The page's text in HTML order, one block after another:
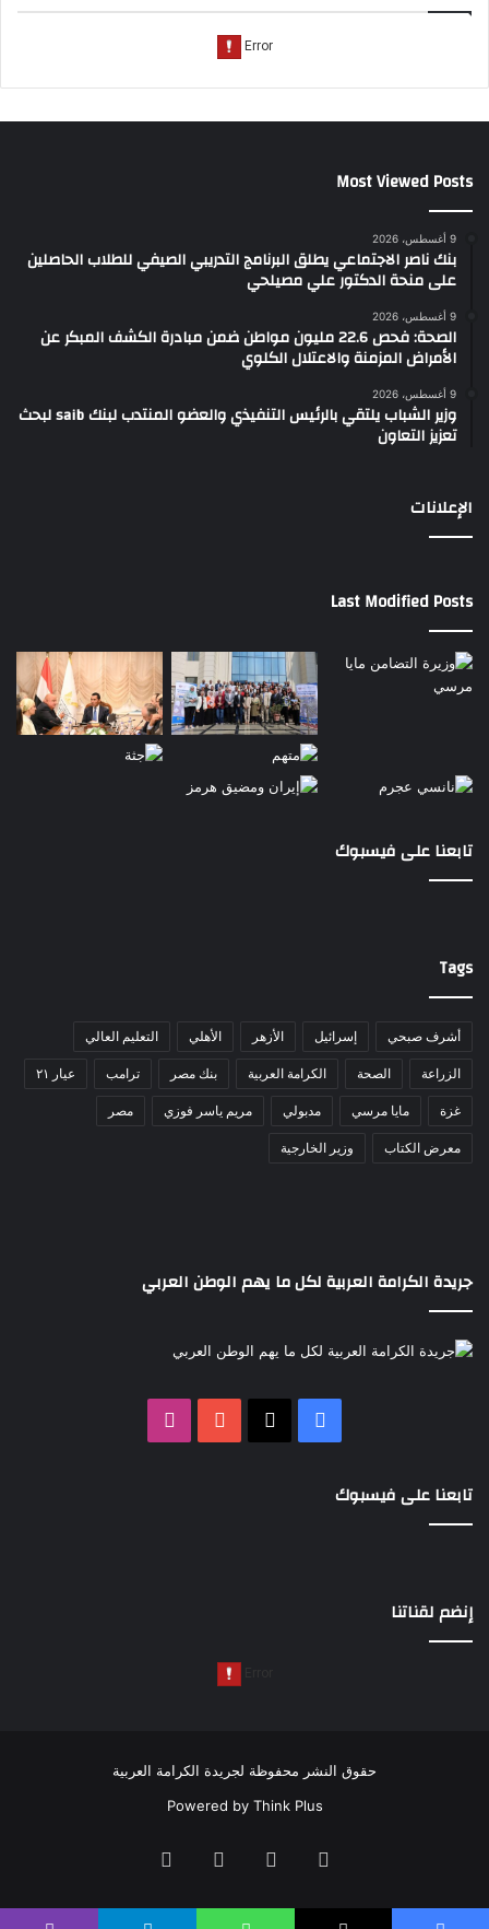
Most Viewed Posts
9 أغسطس، 2026
بنك ناصر الاجتماعي يطلق البرنامج التدريبي الصيفي للطلاب الحاصلين
على منحة الدكتور علي مصيلحي
9 أغسطس، 2026
الصحة: فحص 22.6 مليون مواطن ضمن مبادرة الكشف المبكر عن
الأمراض المزمنة والاعتلال الكلوي
9 أغسطس، 2026
وزير الشباب يلتقي بالرئيس التنفيذي والعضو المنتدب لبنك saib لبحث
تعزيز التعاون
الإعلانات
Last Modified Posts
تابعنا على فيسبوك
Tags
أشرف صبحي إسرائيل الأزهر الأهلي التعليم العالي
الزراعة الصحة الكرامة العربية بنك مصر ترامب عيار ٢١
غزة مايا مرسي مدبولي مريم ياسر فوزي مصر
معرض الكتاب وزير الخارجية
جريدة الكرامة العربية لكل ما يهم الوطن العربي
فيسبوك ‫YouTube
تابعنا على فيسبوك
إنضم لقناتنا
حقوق النشر محفوظة لجريدة الكرامة العربية
Powered by Think Plus
فيسبوك ‫YouTube